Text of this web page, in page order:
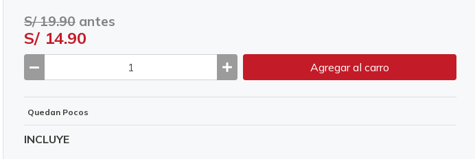
S/ 19.90 antes
S/ 14.90
Agregaral carro
Quedan Pocos
INCLUYE